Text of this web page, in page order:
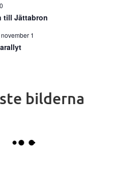
till Jättabron
november 1
bilderna